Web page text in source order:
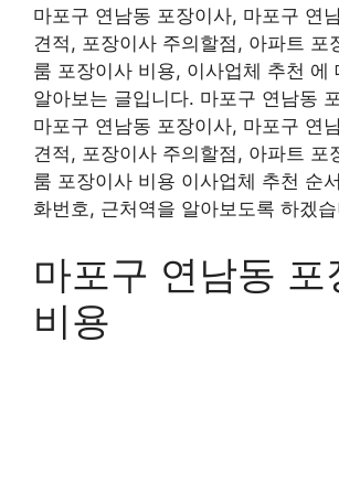
마포구 연남동 포장이사, 마포구 연
견적, 포장이사 주의할점, 아파트 포
룸 포장이사 비용, 이사업체 추천 에
알아보는 글입니다. 마포구 연남동
마포구 연남동 포장이사, 마포구 연
견적, 포장이사 주의할점, 아파트 포
룸 포장이사 비용 이사업체 추천 순
화번호, 근처역을 알아보도록 하겠
마포구 연남동 포
비용